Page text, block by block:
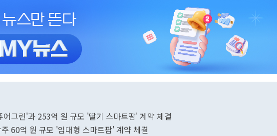
어그린'과 253억 원 규모 '딸기 스마트팜' 계약 체결
60억 원 규모 '임대형 스마트팜' 계약 체결